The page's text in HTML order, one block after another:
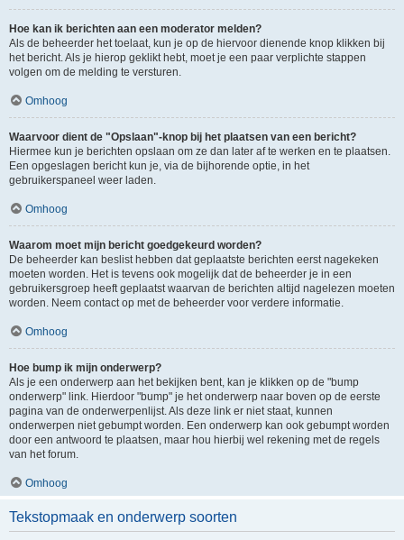
Hoe kan ik berichten aan een moderator melden?
Als de beheerder het toelaat, kun je op de hiervoor dienende knop klikken bij
het bericht. Als je hierop geklikt hebt, moet je een paar verplichte stappen
volgen om de melding te versturen.
Omhoog
Waarvoor dient de "Opslaan"-knop bij het plaatsen van een bericht?
Hiermee kun je berichten opslaan om ze dan later af te werken en te plaatsen.
Een opgeslagen bericht kun je, via de bijhorende optie, in het
gebruikerspaneel weer laden.
Omhoog
Waarom moet mijn bericht goedgekeurd worden?
De beheerder kan beslist hebben dat geplaatste berichten eerst nagekeken
moeten worden. Het is tevens ook mogelijk dat de beheerder je in een
gebruikersgroep heeft geplaatst waarvan de berichten altijd nagelezen moeten
worden. Neem contact op met de beheerder voor verdere informatie.
Omhoog
Hoe bump ik mijn onderwerp?
Als je een onderwerp aan het bekijken bent, kan je klikken op de "bump
onderwerp" link. Hierdoor "bump" je het onderwerp naar boven op de eerste
pagina van de onderwerpenlijst. Als deze link er niet staat, kunnen
onderwerpen niet gebumpt worden. Een onderwerp kan ook gebumpt worden
door een antwoord te plaatsen, maar hou hierbij wel rekening met de regels
van het forum.
Omhoog
Tekstopmaak en onderwerp soorten